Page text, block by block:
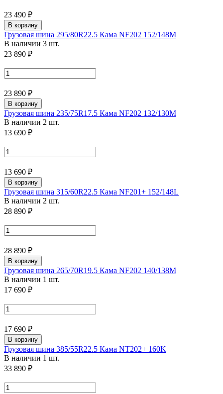
23 490 ₽
В корзину
Грузовая шина 295/80R22.5 Кама NF202 152/148M
В наличии 3 шт.
23 890 ₽
23 890 ₽
В корзину
Грузовая шина 235/75R17.5 Кама NF202 132/130M
В наличии 2 шт.
13 690 ₽
13 690 ₽
В корзину
Грузовая шина 315/60R22.5 Кама NF201+ 152/148L
В наличии 2 шт.
28 890 ₽
28 890 ₽
В корзину
Грузовая шина 265/70R19.5 Кама NF202 140/138M
В наличии 1 шт.
17 690 ₽
17 690 ₽
В корзину
Грузовая шина 385/55R22.5 Кама NT202+ 160K
В наличии 1 шт.
33 890 ₽